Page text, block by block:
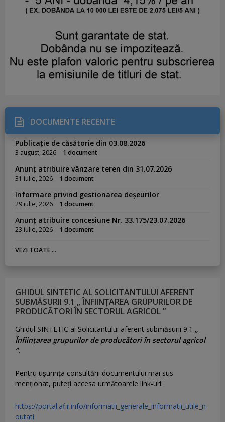
DOCUMENTE RECENTE
Publicație de căsătorie din 03.08.2026
3 august, 2026 1 document
Anunț atribuire vânzare teren din 31.07.2026
31 iulie, 2026 1 document
Informare privind gestionarea deșeurilor
29 iulie, 2026 1 document
Anunț atribuire concesiune Nr. 33.175/23.07.2026
23 iulie, 2026 1 document
VEZI TOATE ...
GHIDUL SINTETIC AL SOLICITANTULUI AFERENT
SUBMĂSURII 9.1 „ ÎNFIINȚAREA GRUPURILOR DE
PRODUCĂTORI ÎN SECTORUL AGRICOL ”
Ghidul SINTETIC al Solicitantului aferent submăsurii 9.1 „
Înființarea grupurilor de producători în sectorul agricol
”.
Pentru uşurinţa consultării documentului mai sus
menţionat, puteţi accesa următoarele link-uri:
https://portal.afir.info/informatii_generale_informatii_utile_n
outati